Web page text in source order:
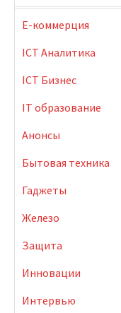
E-коммерция
ICT Аналитика
ICT Бизнес
IT образование
Анонсы
Бытовая техника
Гаджеты
Железо
Защита
Инновации
Интервью